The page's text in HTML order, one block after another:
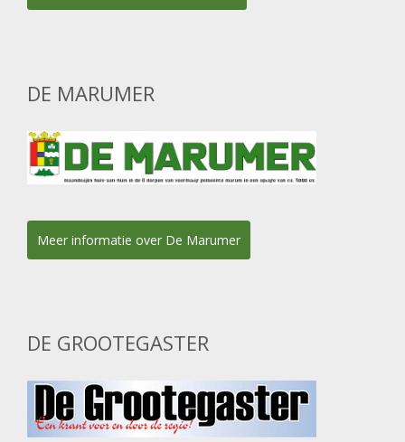
DE MARUMER
Meer informatie over De Marumer
DE GROOTEGASTER